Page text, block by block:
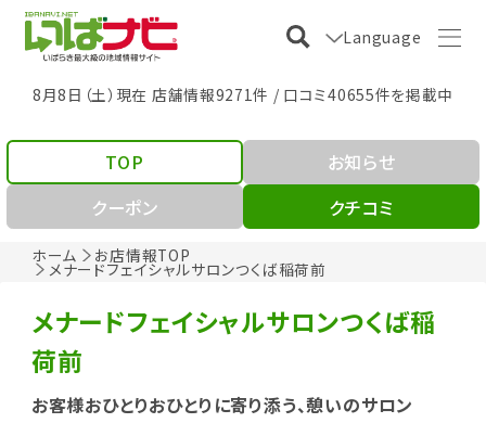
Language
8月8日（土）現在 店舗情報9271件 / 口コミ40655件を掲載中
ホーム お店情報TOP
メナードフェイシャルサロンつくば稲荷前
TOP
お知らせ
クーポン
クチコミ
メナードフェイシャルサロンつくば稲
荷前
お客様おひとりおひとりに寄り添う、憩いのサロン